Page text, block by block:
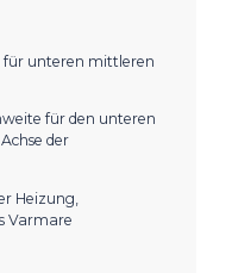
für unteren mittleren
für den unteren
der
Heizung,
Varmare